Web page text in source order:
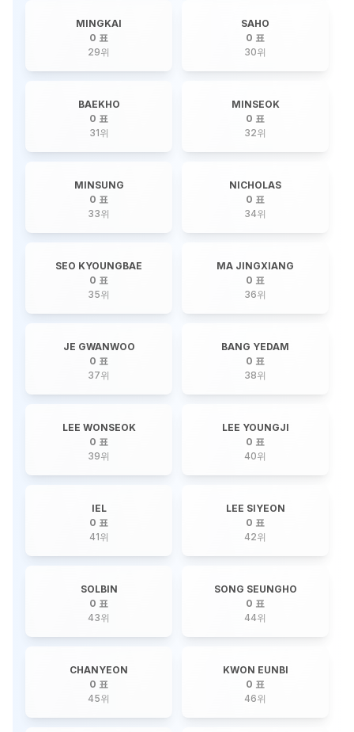
MINGKAI
0 표
29위
SAHO
0 표
30위
BAEKHO
0 표
31위
MINSEOK
0 표
32위
MINSUNG
0 표
33위
NICHOLAS
0 표
34위
SEO KYOUNGBAE
0 표
35위
MA JINGXIANG
0 표
36위
JE GWANWOO
0 표
37위
BANG YEDAM
0 표
38위
LEE WONSEOK
0 표
39위
LEE YOUNGJI
0 표
40위
IEL
0 표
41위
LEE SIYEON
0 표
42위
SOLBIN
0 표
43위
SONG SEUNGHO
0 표
44위
CHANYEON
0 표
45위
KWON EUNBI
0 표
46위